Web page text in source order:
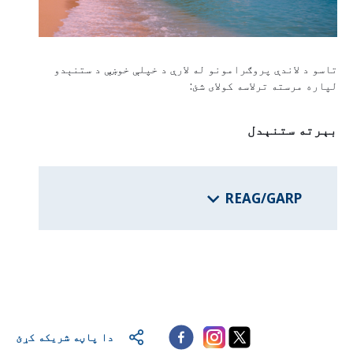
د فدرالي ایالتونو برنامې
د هيواد معلومات
تاسو د لاندې پروګرامونو له لارې د خپلې خوښې د ستنېدو
لپاره مرسته ترلاسه کولای شئ:
بېرته ستنېدل
REAG/GARP
دا پاڼه شریکه کړئ